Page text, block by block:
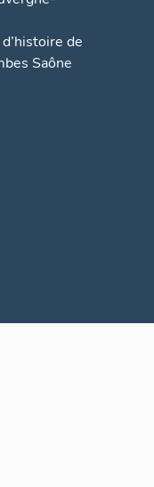
de
Saône